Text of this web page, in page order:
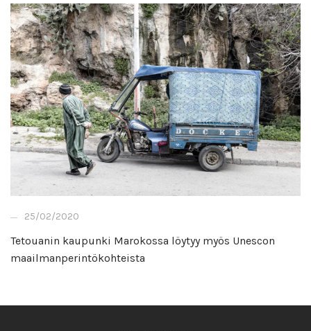
25/02/2020
Tetouanin kaupunki Marokossa löytyy myös Unescon
maailmanperintökohteista